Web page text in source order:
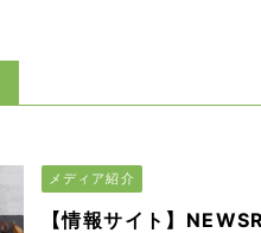
メディア紹介
【情報サイト】